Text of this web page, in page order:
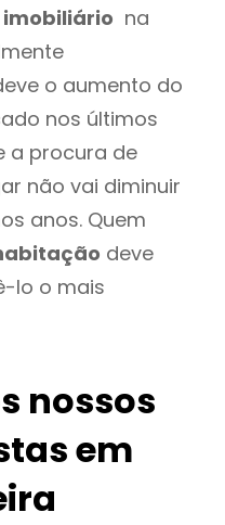
na
o aumento do
nos últimos
a procura de
não vai diminuir
anos. Quem
deve
lo o mais
nossos
em